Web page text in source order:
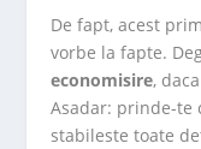
De fapt, acest
vorbe la fapte.
economisire,
Asadar: prinde-te
stabileste toate